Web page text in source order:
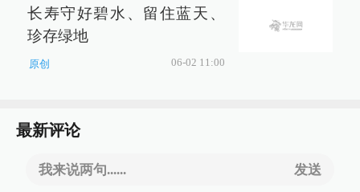
长寿守好碧水、留住蓝天、
珍存绿地
原创 06-02 11:00
最新评论
我来说两句...... 发送